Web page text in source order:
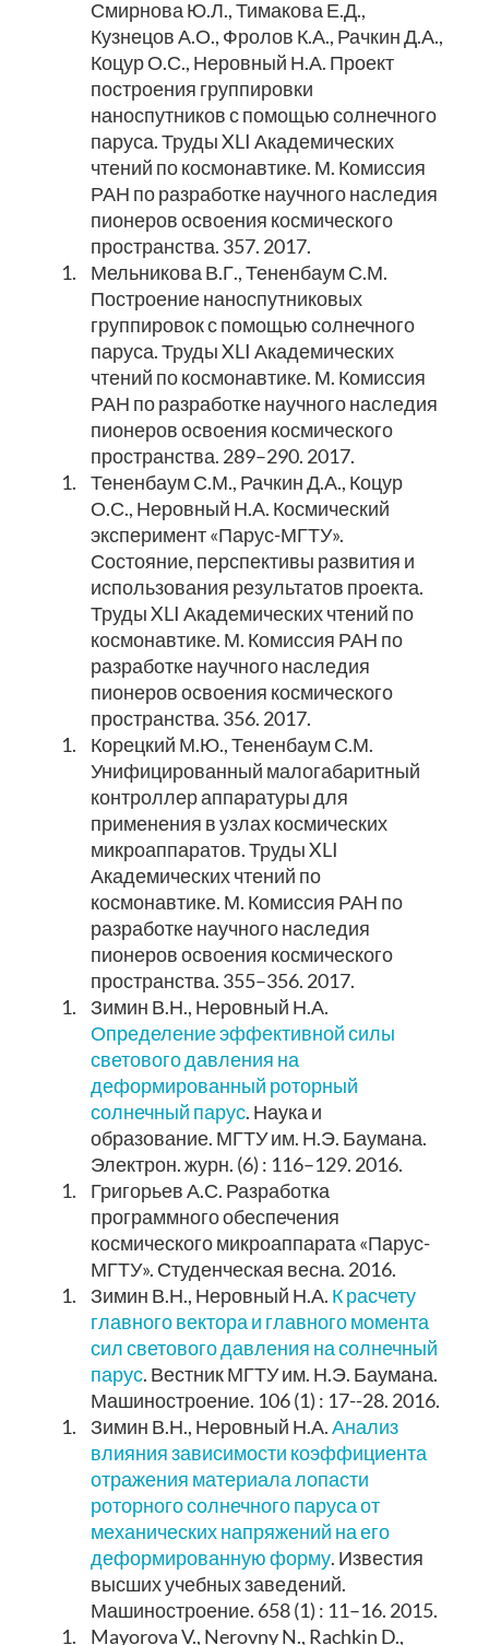
Смирнова Ю.Л., Тимакова Е.Д.,
Кузнецов А.О., Фролов К.А., Рачкин Д.А.,
Коцур О.С., Неровный Н.А. Проект
построения группировки
наноспутников с помощью солнечного
паруса. Труды XLI Академических
чтений по космонавтике. М. Комиссия
РАН по разработке научного наследия
пионеров освоения космического
пространства. 357. 2017.
1.
Мельникова В.Г., Тененбаум С.М.
Построение наноспутниковых
группировок с помощью солнечного
паруса. Труды XLI Академических
чтений по космонавтике. М. Комиссия
РАН по разработке научного наследия
пионеров освоения космического
пространства. 289–290. 2017.
1.
Тененбаум С.М., Рачкин Д.А., Коцур
О.С., Неровный Н.А. Космический
эксперимент «Парус-МГТУ».
Состояние, перспективы развития и
использования результатов проекта.
Труды XLI Академических чтений по
космонавтике. М. Комиссия РАН по
разработке научного наследия
пионеров освоения космического
пространства. 356. 2017.
1.
Корецкий М.Ю., Тененбаум С.М.
Унифицированный малогабаритный
контроллер аппаратуры для
применения в узлах космических
микроаппаратов. Труды XLI
Академических чтений по
космонавтике. М. Комиссия РАН по
разработке научного наследия
пионеров освоения космического
пространства. 355–356. 2017.
1.
Зимин В.Н., Неровный Н.А.
Определение эффективной силы
светового давления на
деформированный роторный
солнечный парус. Наука и
образование. МГТУ им. Н.Э. Баумана.
Электрон. журн. (6) : 116–129. 2016.
1.
Григорьев А.С. Разработка
программного обеспечения
космического микроаппарата «Парус-
МГТУ». Студенческая весна. 2016.
1.
Зимин В.Н., Неровный Н.А. К расчету
главного вектора и главного момента
сил светового давления на солнечный
парус. Вестник МГТУ им. Н.Э. Баумана.
Машиностроение. 106 (1) : 17--28. 2016.
1.
Зимин В.Н., Неровный Н.А.Анализ
влияния зависимости коэффициента
отражения материала лопасти
роторного солнечного паруса от
механических напряжений на его
деформированную форму. Известия
высших учебных заведений.
Машиностроение. 658 (1) : 11–16. 2015.
1.
Mayorova V., Nerovny N., Rachkin D.,